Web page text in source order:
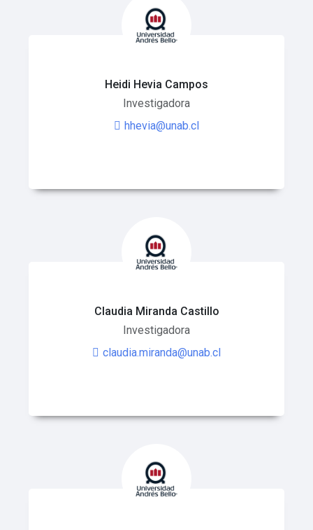
Heidi Hevia Campos
Investigadora
hhevia@unab.cl
Claudia Miranda Castillo
Investigadora
claudia.miranda@unab.cl